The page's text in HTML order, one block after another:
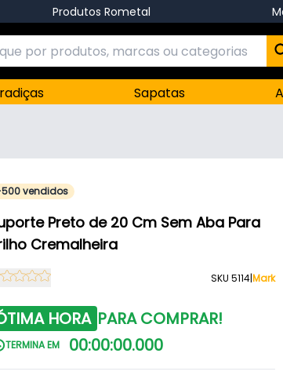
Produtos Rometal
Sapatas
vendidos
Preto de 20 Cm Sem Aba Para
Cremalheira
SKU 5114|Mark
HORA PARA COMPRAR!
TERMINA EM 00:00:00.000